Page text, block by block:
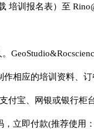
培训报名表）至
相应的培训资料、
付宝、网银或银行柜
立即付款(推荐使用